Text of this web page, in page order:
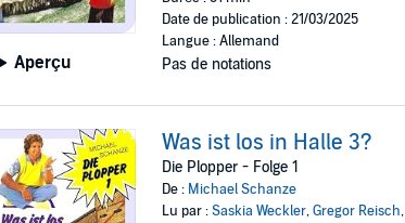
Aperçu
Date de publication : 21/03/2025
Langue : Allemand
Pas de notations
Was ist los in Halle 3?
Die Plopper - Folge 1
De : Michael Schanze
Lu par :Saskia Weckler,Gregor Reisch,